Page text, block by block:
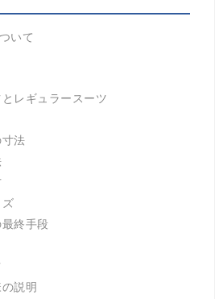
いて
レギュラースーツ
法
ズ
終手段
説明